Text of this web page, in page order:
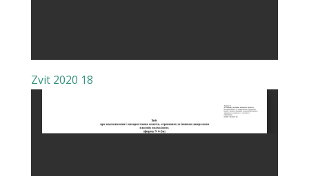
Zvit 2020 18